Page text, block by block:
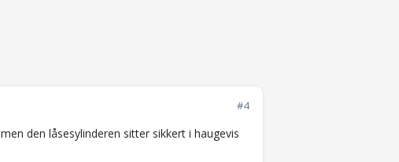
#4
den låsesylinderen sitter sikkert i haugevis